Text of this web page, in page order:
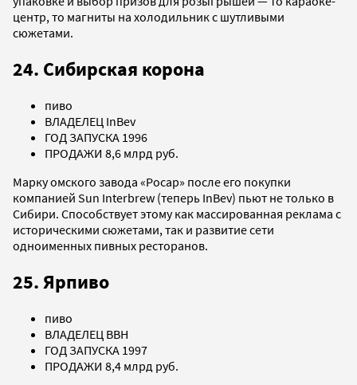
центр, то магниты на холодильник с шутливыми
сюжетами.
24. Сибирская корона
пиво
ВЛАДЕЛЕЦ InBev
ГОД ЗАПУСКА 1996
ПРОДАЖИ 8,6 млрд руб.
Марку омского завода «Росар» после его покупки
компанией Sun Interbrew (теперь InBev) пьют не только в
Сибири. Способствует этому как массированная реклама с
историческими сюжетами, так и развитие сети
одноименных пивных ресторанов.
25. Ярпиво
пиво
ВЛАДЕЛЕЦ BBH
ГОД ЗАПУСКА 1997
ПРОДАЖИ 8,4 млрд руб.